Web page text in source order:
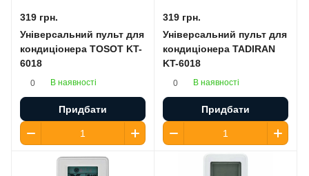
319 грн.
Універсальний пульт для
кондиціонера TOSOT KT-
6018
0 В наявності
Придбати
319 грн.
Універсальний пульт для
кондиціонера TADIRAN
KT-6018
0 В наявності
Придбати